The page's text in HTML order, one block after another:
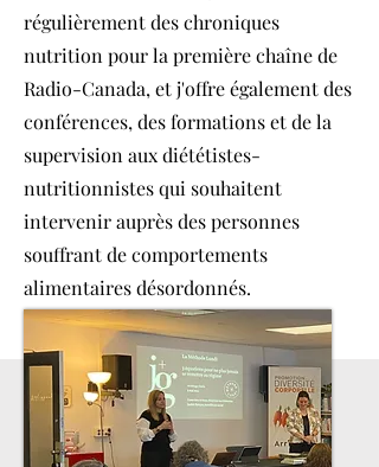
régulièrement des chroniques
nutrition pour la première chaîne de
Radio-Canada, et j'offre également des
conférences, des formations et de la
supervision aux diététistes-
nutritionnistes qui souhaitent
intervenir auprès des personnes
souffrant de comportements
alimentaires désordonnés.